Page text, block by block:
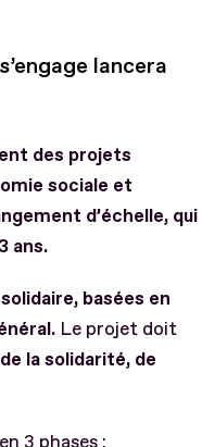
lancera
des projets
sociale et
d’échelle, qui
ans.
basées en
Le projet doit
la solidarité, de
3 phases :